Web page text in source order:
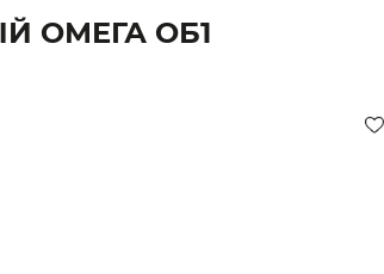
ОМЕГА ОБ1